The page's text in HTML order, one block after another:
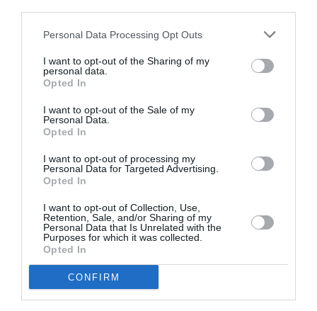
Personal Data Processing Opt Outs
I want to opt-out of the Sharing of my
personal data.
Opted In
I want to opt-out of the Sale of my
Personal Data.
Opted In
I want to opt-out of processing my
Personal Data for Targeted Advertising.
Opted In
I want to opt-out of Collection, Use,
Retention, Sale, and/or Sharing of my
Personal Data that Is Unrelated with the
Purposes for which it was collected.
Opted In
CONFIRM